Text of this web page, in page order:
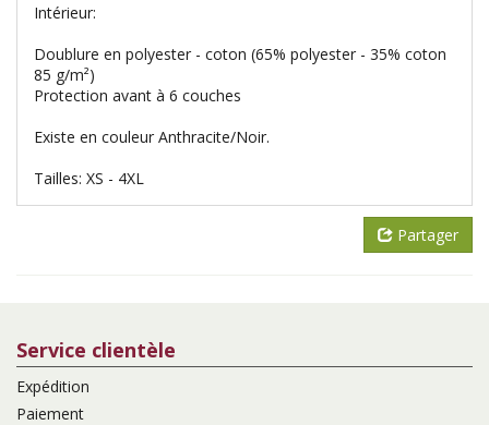
Intérieur:
Doublure en polyester - coton (65% polyester - 35% coton
85 g/m²)
Protection avant à 6 couches
Existe en couleur Anthracite/Noir.
Tailles: XS - 4XL
Partager
Service clientèle
Expédition
Paiement